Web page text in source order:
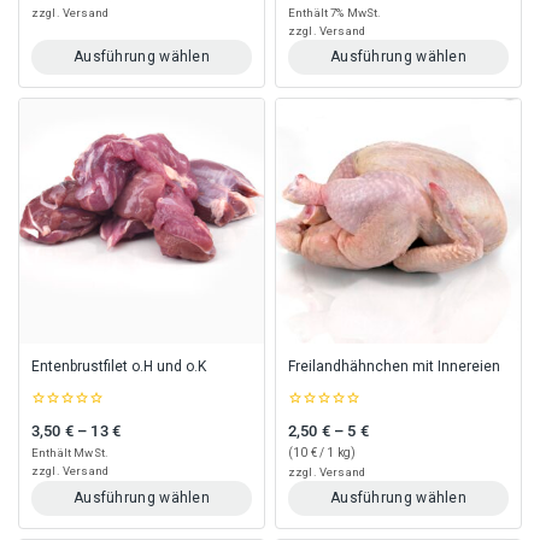
of
zzgl. Versand
Ausführung wählen
Dieses
mehrere
Varianten
auf.
Die
Optionen
gewählt
of
Enthält 7% MwSt.
zzgl. Versand
Ausführung wählen
Dieses
mehrere
Varianten
auf.
Die
Optionen
können
auf
gewählt
Entenbrustfilet o.H und o.K
out
of
3,50 € – 13 €Preisspanne: 3,50 € bis 13 €
Enthält MwSt.
zzgl. Versand
Ausführung wählen
Dieses
Freilandhähnchen mit Innereien
out
of
5
2,50 € – 5 €Preisspanne: 2,50 € bis 5 €
(10 €/ 1 kg)
zzgl. Versand
Ausführung wählen
Dieses